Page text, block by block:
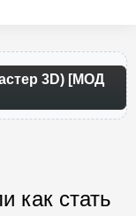
3D) [МОД
как стать